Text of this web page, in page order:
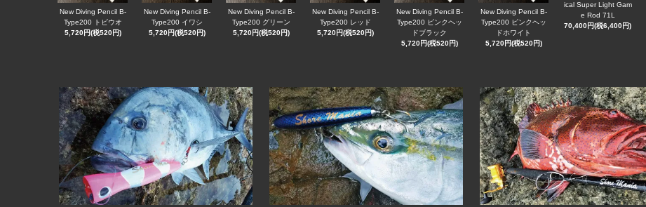
New Diving Pencil B-
Type200 トビウオ
5,720円(税520円)
New Diving Pencil B-
Type200 イワシ
5,720円(税520円)
New Diving Pencil B-
Type200 グリーン
5,720円(税520円)
New Diving Pencil B-
Type200 レッド
5,720円(税520円)
New Diving Pencil B-
Type200 ピンクヘッ
ドブラック
5,720円(税520円)
New Diving Pencil B-
Type200 ピンクヘッ
ドホワイト
5,720円(税520円)
ical Super Light Gam
e Rod 71L
70,400円(税6,400円)